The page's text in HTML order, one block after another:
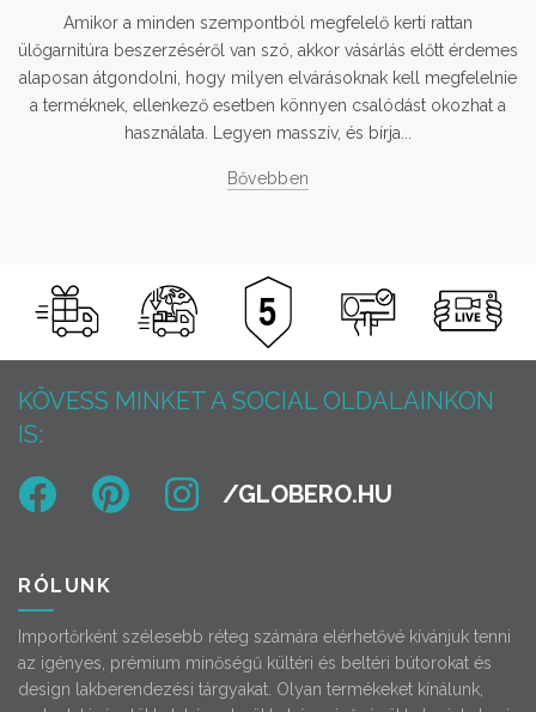
Amikor a minden szempontból megfelelő kerti rattan
ülőgarnitúra beszerzéséről van szó, akkor vásárlás előtt érdemes
alaposan átgondolni, hogy milyen elvárásoknak kell megfelelnie
a terméknek, ellenkező esetben könnyen csalódást okozhat a
használata. Legyen masszív, és bírja...
Bővebben
KÖVESS MINKET A SOCIAL OLDALAINKON
IS:
RÓLUNK
Importőrként szélesebb réteg számára elérhetővé kívánjuk tenni
az igényes, prémium minőségű kültéri és beltéri bútorokat és
design lakberendezési tárgyakat. Olyan termékeket kínálunk,